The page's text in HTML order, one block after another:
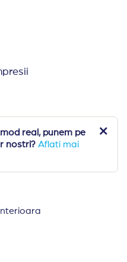
real, punem pe
nostri? Aflati mai